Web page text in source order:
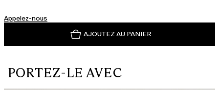
Appelez-nous
AJOUTEZ AU PANIER
PORTEZ-LE AVEC